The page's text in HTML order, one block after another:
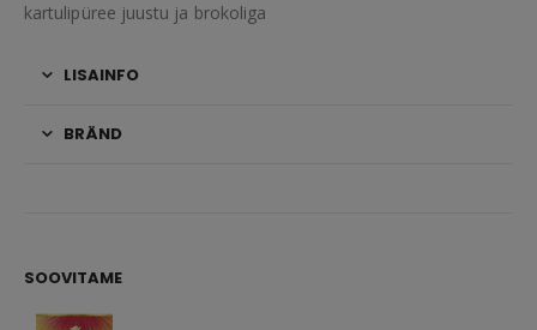
kartulipüree juustu ja brokoliga
LISAINFO
BRÄND
SOOVITAME